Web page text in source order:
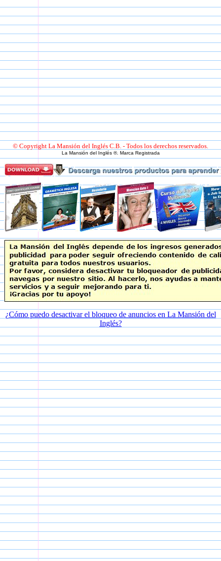
© Copyright La Mansión del Inglés C.B. - Todos los derechos reservados.
La Mansión del Inglés ®. Marca Registrada
¿Cómo puedo desactivar el bloqueo de anuncios en La Mansión del
Inglés?